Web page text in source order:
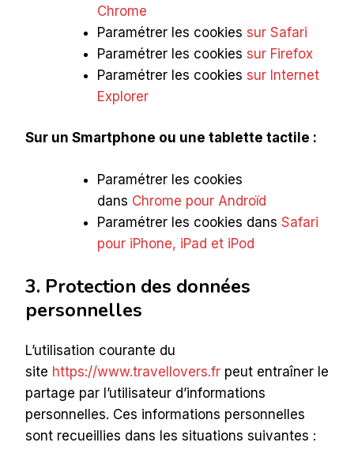
Chrome
Paramétrer les cookies sur Safari
Paramétrer les cookies sur Firefox
Paramétrer les cookies sur Internet
Explorer
Sur un Smartphone ou une tablette tactile :
Paramétrer les cookies
dans Chrome pour Androïd
Paramétrer les cookies dans Safari
pour iPhone, iPad et iPod
3. Protection des données
personnelles
L’utilisation courante du
site https://www.travellovers.fr peut entraîner le
partage par l’utilisateur d’informations
personnelles. Ces informations personnelles
sont recueillies dans les situations suivantes :